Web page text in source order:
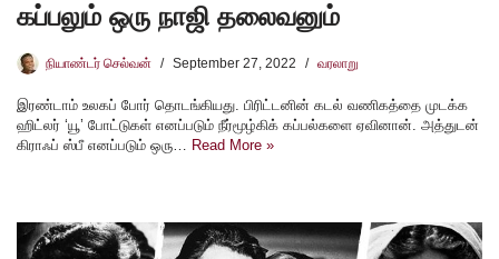
கப்பலும் ஒரு நாஜி தலைவனும்
நியாண்டர் செல்வன் September 27, 2022 வரலாறு
இரண்டாம் உலகப் போர் தொடங்கியது. பிரிட்டனின் கடல் வணிகத்தை முடக்க
ஹிட்லர் ‘யூ’ போட்டுகள் எனப்படும் நீர்மூழ்கிக் கப்பல்களை ஏவினான். அத்துடன்
கிராஃப் ஸ்பீ எனப்படும் ஒரு… Read More »